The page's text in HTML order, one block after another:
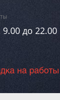
до 22.00
на